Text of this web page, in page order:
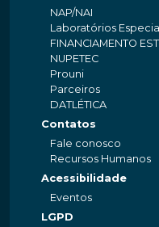
NAP/NAI
Laboratórios
FINANCIAMENTO
NUPETEC
Prouni
Parceiros
DATLÉTICA
Contatos
Fale conosco
Recursos Humanos
Acessibilidade
Eventos
LGPD